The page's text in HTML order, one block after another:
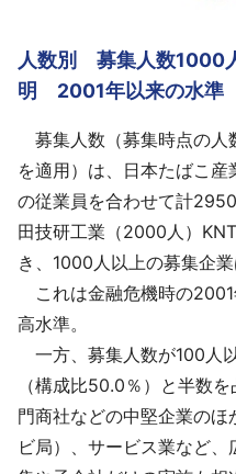
人数別 募集人数1000
明 2001年以来の水準
募集人数（募集時点の人
を適用）は、日本たばこ
の従業員を合わせて計
田技研工業（2000人）
き、1000人以上の募集企
これは金融危機時の
高水準。
一方、募集人数が100人
（構成比50.0％）と半数
門商社などの中堅企業の
ビ局）、サービス業など